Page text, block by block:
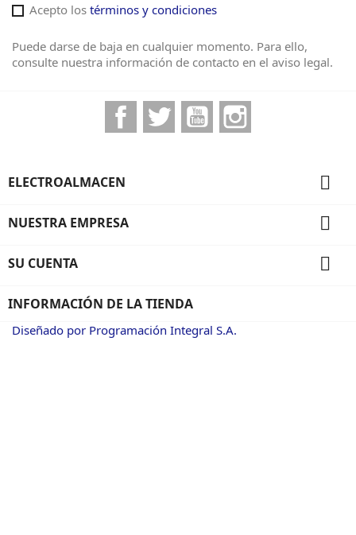
Acepto los términos y condiciones
Puede darse de baja en cualquier momento. Para ello,
consulte nuestra información de contacto en el aviso legal.
FacebookTwitter YouTube
ELECTROALMACEN 
NUESTRA EMPRESA 
SU CUENTA 
INFORMACIÓN DE LA TIENDA
Diseñado por Programación Integral S.A.